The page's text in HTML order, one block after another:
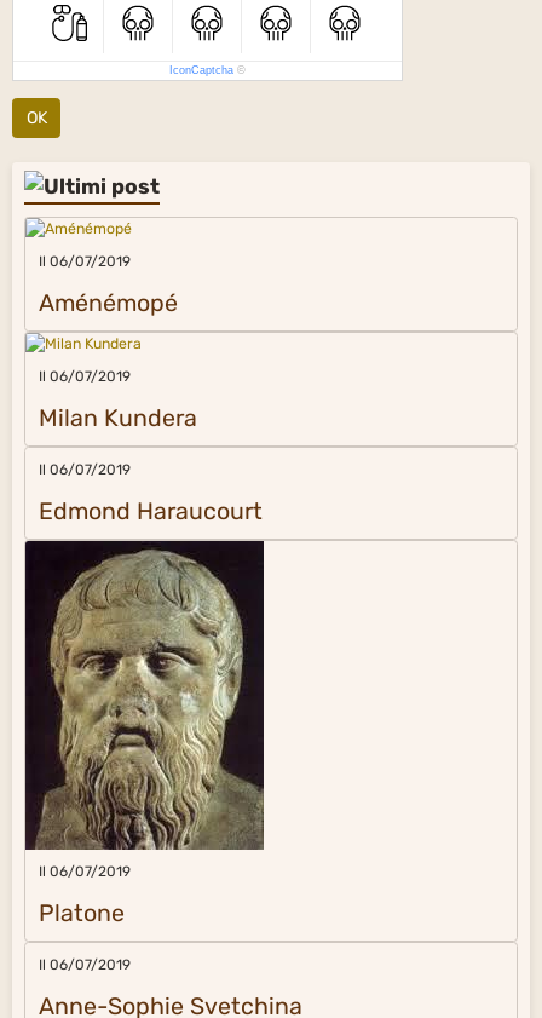
IconCaptcha ©
OK
Il 06/07/2019
Aménémopé
Il 06/07/2019
Milan Kundera
Il 06/07/2019
Edmond Haraucourt
Il 06/07/2019
Platone
Il 06/07/2019
Anne-Sophie Svetchina